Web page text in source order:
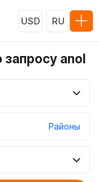
USD RU
запросу anol
Районы